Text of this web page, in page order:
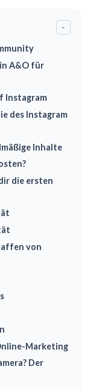
-
A&O für
Instagram
des Instagram
Inhalte
die ersten
von
Marketing
Der